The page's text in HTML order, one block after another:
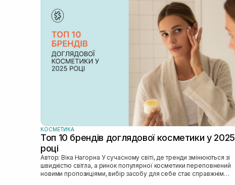
КОСМЕТИКА
Топ 10 брендів доглядової косметики у 2025
році
Автор: Віка Нагорна У сучасному світі, де тренди змінюються зі
швидкістю світла, а ринок популярної косметики переповнений
новими пропозиціями, вибір засобу для себе стає справжнім